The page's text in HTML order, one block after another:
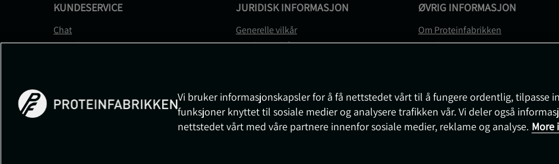
KUNDESERVICE
Chat
Kontakt
FAQ
JURIDISK INFORMASJON
Generelle vilkår
Betalingsvilkår
Medlemsvilkår
Prisløfte
Informasjon om angrerett og reklamasjon
ØVRIG INFORMASJON
Om Proteinfabrikken
Gavekort
Vi bruker informasjonskapsler for å få nettstedet vårt til å fungere ordentlig, tilpasse
funksjoner knyttet til sosiale medier og analysere trafikken vår. Vi deler også
nettstedet vårt med våre partnere innenfor sosiale medier, reklame og analyse. More